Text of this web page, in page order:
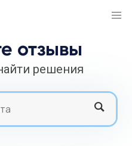
отзывы
решения
Search